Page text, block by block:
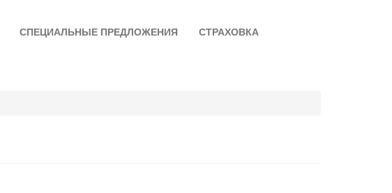
СПЕЦИАЛЬНЫЕ ПРЕДЛОЖЕНИЯ СТРАХОВКА